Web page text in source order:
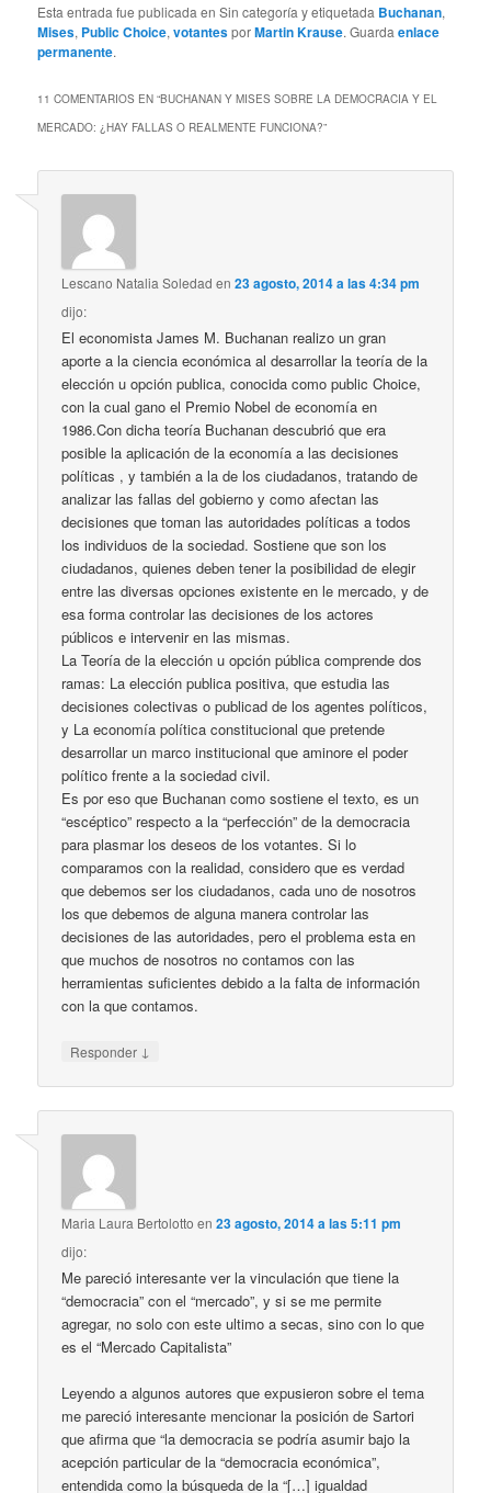
Esta entrada fue publicada en Sin categoría y etiquetada Buchanan,
Mises, Public Choice,votantesporMartin Krause. Guardaenlace
permanente.
11 COMENTARIOS EN “BUCHANAN Y MISES SOBRE LA DEMOCRACIA Y EL
MERCADO: ¿HAY FALLAS O REALMENTE FUNCIONA?”
Lescano Natalia Soledad en23 agosto, 2014 a las 4:34 pm
dijo:
El economista James M. Buchanan realizo un gran
aporte a la ciencia económica al desarrollar la teoría de la
elección u opción publica, conocida como public Choice,
con la cual gano el Premio Nobel de economía en
1986.Con dicha teoría Buchanan descubrió que era
posible la aplicación de la economía a las decisiones
políticas , y también a la de los ciudadanos, tratando de
analizar las fallas del gobierno y como afectan las
decisiones que toman las autoridades políticas a todos
los individuos de la sociedad. Sostiene que son los
ciudadanos, quienes deben tener la posibilidad de elegir
entre las diversas opciones existente en le mercado, y de
esa forma controlar las decisiones de los actores
públicos e intervenir en las mismas.
La Teoría de la elección u opción pública comprende dos
ramas: La elección publica positiva, que estudia las
decisiones colectivas o publicad de los agentes políticos,
y La economía política constitucional que pretende
desarrollar un marco institucional que aminore el poder
político frente a la sociedad civil.
Es por eso que Buchanan como sostiene el texto, es un
“escéptico” respecto a la “perfección” de la democracia
para plasmar los deseos de los votantes. Si lo
comparamos con la realidad, considero que es verdad
que debemos ser los ciudadanos, cada uno de nosotros
los que debemos de alguna manera controlar las
decisiones de las autoridades, pero el problema esta en
que muchos de nosotros no contamos con las
herramientas suficientes debido a la falta de información
con la que contamos.
Responder ↓
Maria Laura Bertolotto en23 agosto, 2014 a las 5:11 pm
dijo:
Me pareció interesante ver la vinculación que tiene la
“democracia” con el “mercado”, y si se me permite
agregar, no solo con este ultimo a secas, sino con lo que
es el “Mercado Capitalista”
Leyendo a algunos autores que expusieron sobre el tema
me pareció interesante mencionar la posición de Sartori
que afirma que “la democracia se podría asumir bajo la
acepción particular de la “democracia económica”,
entendida como la búsqueda de la “[…] igualdad